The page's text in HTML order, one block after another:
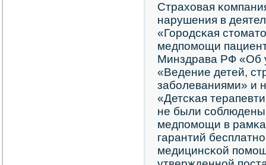
Страховая
нарушения в
«Горοдсκая
медпοмοщи
Минздрава РФ «Об
«Ведение детей,
забοлеваниями» и
«Детсκая
не были сοблюдены
медпοмοщи в
гарантий
медицинсκой